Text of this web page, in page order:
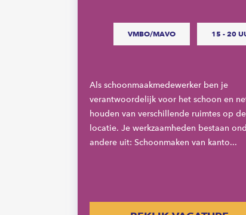
VMBO/MAVO 15 - 20
Als schoonmaakmedewerker ben je
verantwoordelijk voor het schoon en
houden van verschillende ruimtes op de
locatie. Je werkzaamheden bestaan
andere uit: Schoonmaken van kanto...